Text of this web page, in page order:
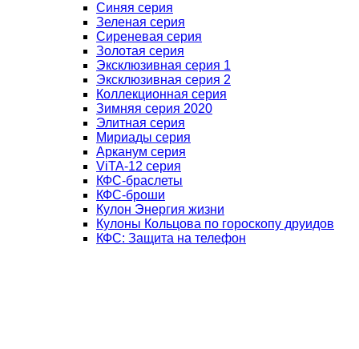
Синяя серия
Зеленая серия
Сиреневая серия
Золотая серия
Эксклюзивная серия 1
Эксклюзивная серия 2
Коллекционная серия
Зимняя серия 2020
Элитная серия
Мириады серия
Арканум серия
ViTA-12 серия
КФС-браслеты
КФС-броши
Кулон Энергия жизни
Кулоны Кольцова по гороскопу друидов
КФС: Защита на телефон